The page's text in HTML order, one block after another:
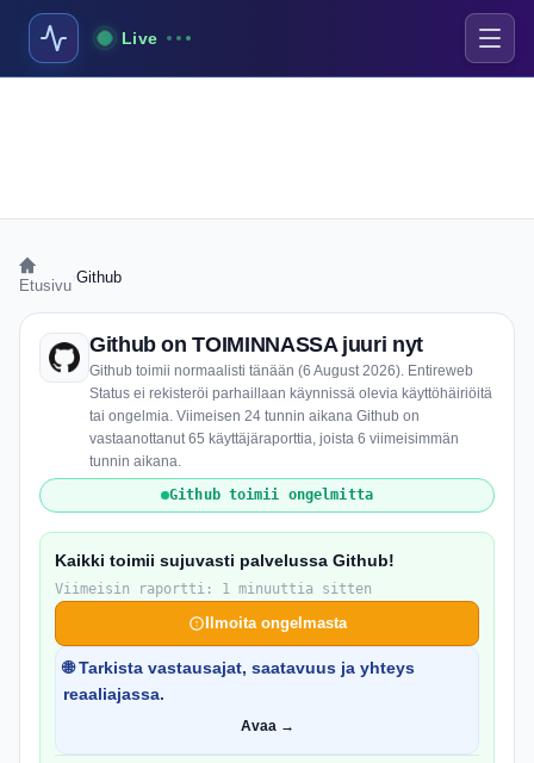
Live
Etusivu Github
Github on TOIMINNASSA juuri nyt
Github toimii normaalisti tänään (6 August 2026). Entireweb
Status ei rekisteröi parhaillaan käynnissä olevia käyttöhäiriöitä
tai ongelmia. Viimeisen 24 tunnin aikana Github on
vastaanottanut 65 käyttäjäraporttia, joista 6 viimeisimmän
tunnin aikana.
Github toimii ongelmitta
Kaikki toimii sujuvasti palvelussa Github!
Viimeisin raportti: 1 minuuttia sitten
Ilmoita ongelmasta
🌐 Tarkista vastausajat, saatavuus ja yhteys
reaaliajassa.
Avaa →